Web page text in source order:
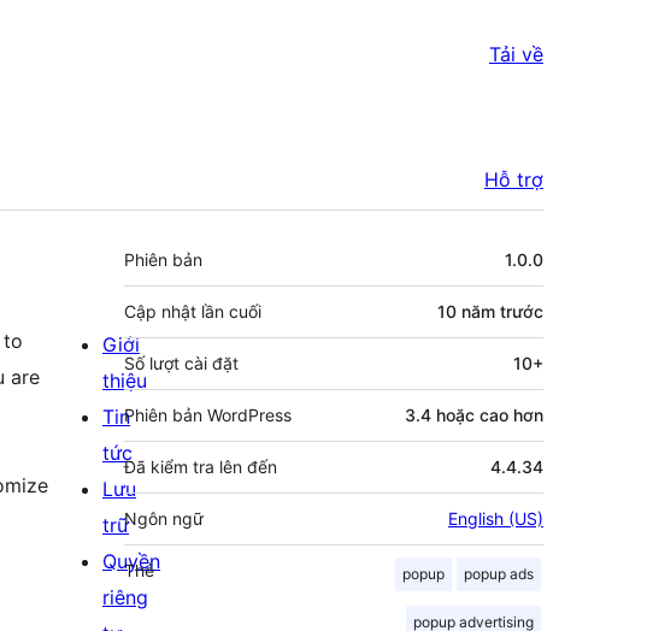
Tải về
Hỗ trợ
to
are
Meta
Phiên bản 1.0.0
Cập nhật lần cuối 10 năm trước
Số lượt cài đặt 10+
Phiên bản WordPress 3.4 hoặc cao hơn
Đã kiểm tra lên đến 4.4.34
Ngôn ngữ English (US)
Thẻ popup popup ads
popup advertising
Giới
thiệu
Tin
tức
Lưu
trữ
Quyền
riêng